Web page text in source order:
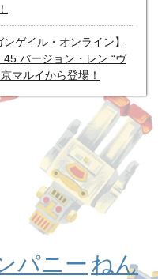
ゲイル・オンライン】
バージョン・レン “ヴ
マルイから登場！
パニー ねん